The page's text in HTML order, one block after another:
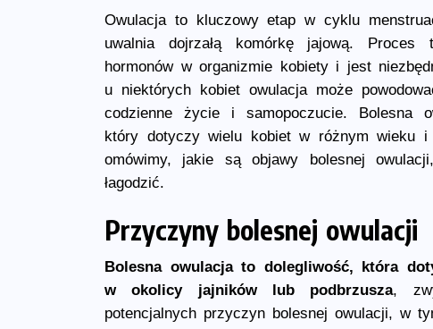
Owulacja to kluczowy etap w cyklu
uwalnia dojrzałą komórkę jajową.
hormonów w organizmie kobiety i jest
u niektórych kobiet owulacja może
codzienne życie i samopoczucie. Bolesna
który dotyczy wielu kobiet w różnym wieku
omówimy, jakie są objawy bolesnej
łagodzić.
Przyczyny bolesnej owulacji
Bolesna owulacja to dolegliwość, która
w okolicy jajników lub podbrzusza,
potencjalnych przyczyn bolesnej owulacji, w